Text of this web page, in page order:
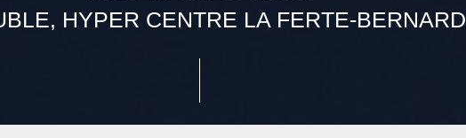
HYPER CENTRE LA FERTE-BERNARD